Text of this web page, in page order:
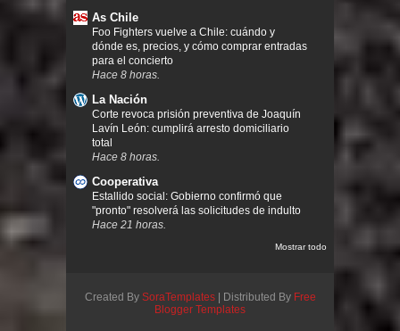
As Chile
Foo Fighters vuelve a Chile: cuándo y
dónde es, precios, y cómo comprar entradas
para el concierto
Hace 8 horas.
La Nación
Corte revoca prisión preventiva de Joaquín
Lavín León: cumplirá arresto domiciliario
total
Hace 8 horas.
Cooperativa
Estallido social: Gobierno confirmó que
"pronto" resolverá las solicitudes de indulto
Hace 21 horas.
Mostrar todo
Created By SoraTemplates| Distributed By Free
Blogger Templates